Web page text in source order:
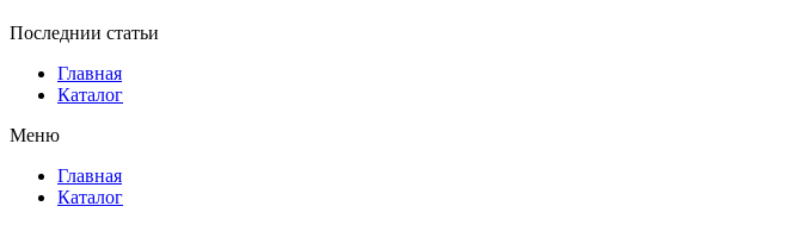
Последнии статьи
Главная
Каталог
Меню
Главная
Каталог